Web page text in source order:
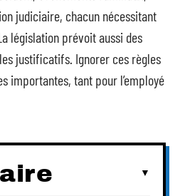
judiciaire, chacun nécessitant
législation prévoit aussi des
justificatifs. Ignorer ces règles
importantes, tant pour l’employé